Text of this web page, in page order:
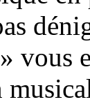
vous